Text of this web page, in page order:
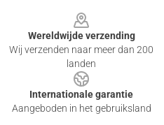
Wereldwijde verzending
Wij verzenden naar meer dan 200
landen
Internationale garantie
Aangeboden in het gebruiksland